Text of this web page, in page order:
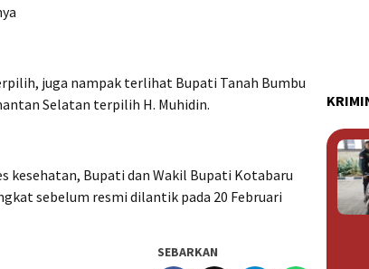
juga nampak terlihat Bupati Tanah Bumbu
Selatan terpilih H. Muhidin.
kesehatan, Bupati dan Wakil Bupati Kotabaru
sebelum resmi dilantik pada 20 Februari
SEBARKAN